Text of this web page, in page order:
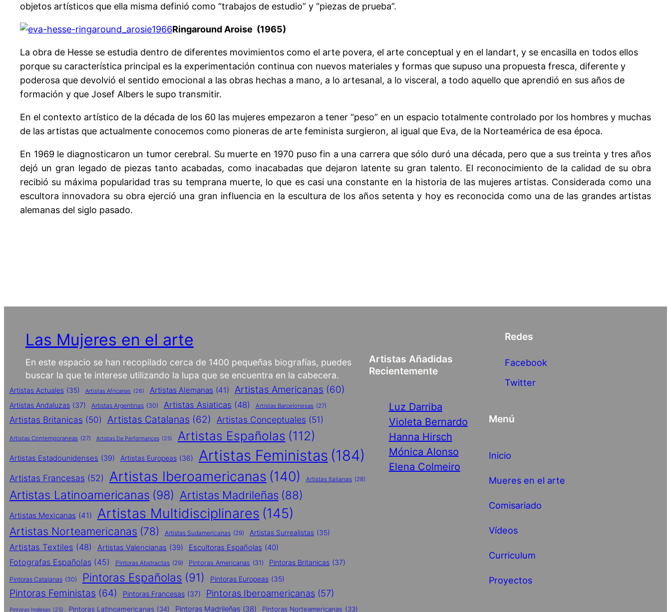
objetos artísticos que ella misma definió como “trabajos de estudio” y “piezas de prueba”.
Ringaround Aroise (1965)
La obra de Hesse se estudia dentro de diferentes movimientos como el arte povera, el arte conceptual y en el landart, y se encasilla en todos ellos
porque su característica principal es la experimentación continua con nuevos materiales y formas que supuso una propuesta fresca, diferente y
poderosa que devolvió el sentido emocional a las obras hechas a mano, a lo artesanal, a lo visceral, a todo aquello que aprendió en sus años de
formación y que Josef Albers le supo transmitir.
En el contexto artístico de la década de los 60 las mujeres empezaron a tener “peso” en un espacio totalmente controlado por los hombres y muchas
de las artistas que actualmente conocemos como pioneras de arte feminista surgieron, al igual que Eva, de la Norteamérica de esa época.
En 1969 le diagnosticaron un tumor cerebral. Su muerte en 1970 puso fin a una carrera que sólo duró una década, pero que a sus treinta y tres años
dejó un gran legado de piezas tanto acabadas, como inacabadas que dejaron latente su gran talento. El reconocimiento de la calidad de su obra
recibió su máxima popularidad tras su temprana muerte, lo que es casi una constante en la historia de las mujeres artistas. Considerada como una
escultora innovadora su obra ejerció una gran influencia en la escultura de los años setenta y hoy es reconocida como una de las grandes artistas
alemanas del siglo pasado.
Las Mujeres en el arte
En este espacio se han recopilado cerca de 1400 pequeñas biografías, puedes
buscar la que te interese utilizando la lupa que se encuentra en la cabecera.
Artistas Actuales (35) Artistas Africanas (26) Artistas Alemanas (41) Artistas Americanas (60)
Artistas Andaluzas (37) Artistas Argentinas (30) Artistas Asiaticas (48) Artistas Barcelonesas (27)
Artistas Britanicas (50) Artistas Catalanas (62) Artistas Conceptuales (51)
Artistas Contemporaneas (27) Artistas De Performances (25) Artistas Españolas (112)
Artistas Estadounidenses (39) Artistas Europeas (36) Artistas Feministas (184)
Artistas Francesas (52) Artistas Iberoamericanas (140) Artistas Italianas (28)
Artistas Latinoamericanas (98) Artistas Madrileñas (88)
Artistas Mexicanas (41) Artistas Multidisciplinares (145)
Artistas Norteamericanas (78) Artistas Sudamericanas (29) Artistas Surrealistas (35)
Artistas Textiles (48) Artistas Valencianas (39) Escultoras Españolas (40)
Fotografas Españolas (45) Pintoras Abstractas (29) Pintoras Americanas (31) Pintoras Britanicas (37)
Pintoras Catalanas (30) Pintoras Españolas (91) Pintoras Europeas (35)
Pintoras Feministas (64) Pintoras Francesas (37) Pintoras Iberoamericanas (57)
Pintoras Inglesas (25) Pintoras Latinoamericanas (34) Pintoras Madrileñas (38) Pintoras Norteamericanas (33)
Artistas Añadidas
Recientemente
Luz Darriba
Violeta Bernardo
Hanna Hirsch
Mónica Alonso
Elena Colmeiro
Redes
Facebook
Twitter
Menú
Inicio
Mueres en el arte
Comisariado
Vídeos
Curriculum
Proyectos